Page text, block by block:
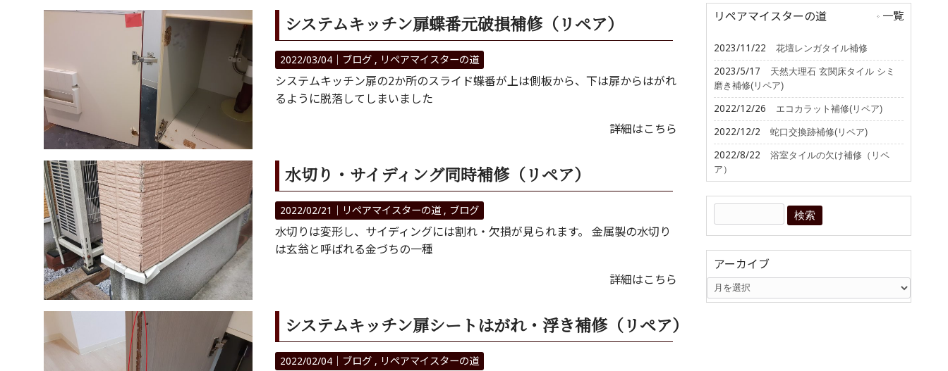
システムキッチン扉蝶番元破損補修（リペア）
2022/03/04｜ ブログ リペアマイスターの道
システムキッチン扉の2か所のスライド蝶番が上は側板から、下は扉からはがれ
るように脱落してしまいました
詳細はこちら
水切り・サイディング同時補修（リペア）
2022/02/21｜ リペアマイスターの道 ブログ
水切りは変形し、サイディングには割れ・欠損が見られます。 金属製の水切り
は玄翁と呼ばれる金づちの一種
詳細はこちら
システムキッチン扉シートはがれ・浮き補修（リペア）
2022/02/04｜ ブログ リペアマイスターの道
リペアマイスターの道 一覧
2023/11/22 花壇レンガタイル補修
2023/5/17
天然大理石 玄関床タイル シミ
磨き補修(リペア)
2022/12/26 エコカラット補修(リペア)
2022/12/2 蛇口交換跡補修(リペア)
2022/8/22
浴室タイルの欠け補修（リペ
ア）
アーカイブ